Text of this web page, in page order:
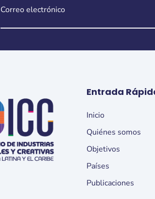
Entrada
Inicio
Quiénes somos
Objetivos
Países
Publicaciones